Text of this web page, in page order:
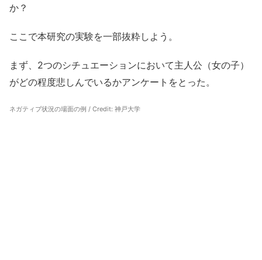
か？
ここで本研究の実験を一部抜粋しよう。
まず、2つのシチュエーションにおいて主人公（女の子）
がどの程度悲しんでいるかアンケートをとった。
ネガティブ状況の場面の例 / Credit: 神戸大学